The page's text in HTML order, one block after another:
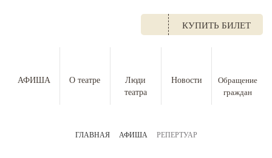
КУПИТЬ БИЛЕТ
АФИША О театре
Люди
театра
Новости
Обращение
граждан
ГЛАВНАЯ АФИША РЕПЕРТУАР